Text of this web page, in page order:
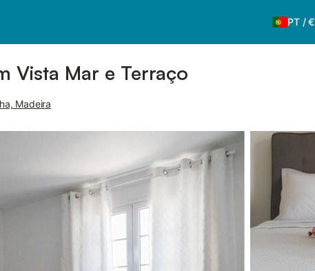
PT/€
Vista Mar e Terraço
Madeira